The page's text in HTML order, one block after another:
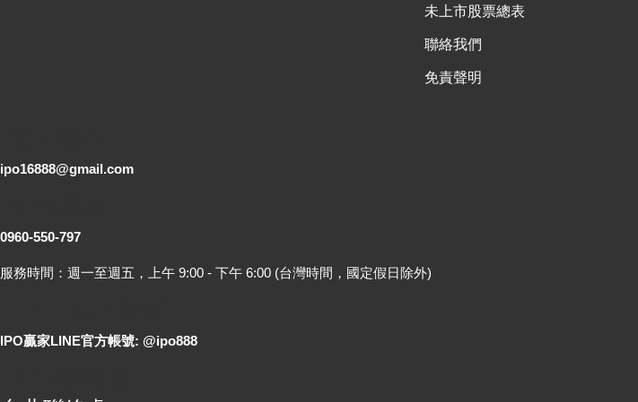
未上市股票總表
聯絡我們
免責聲明
ipo16888@gmail.com
0960-550-797
服務時間：週一至週五，上午 9:00 - 下午 6:00 (台灣時間，國定假日除外)
IPO贏家LINE官方帳號: @ipo888